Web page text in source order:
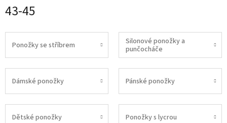
43-45
Ponožky se stříbrem
Silonové ponožky a
punčocháče
Dámské ponožky Pánské ponožky
Dětské ponožky Ponožky s lycrou